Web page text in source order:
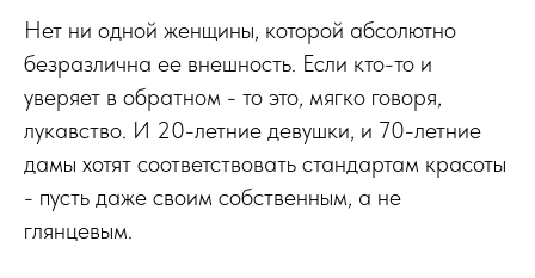
Нет ни одной женщины, которой абсолютно
безразлична ее внешность. Если кто-то и
уверяет в обратном - то это, мягко говоря,
лукавство. И 20-летние девушки, и 70-летние
дамы хотят соответствовать стандартам красоты
- пусть даже своим собственным, а не
глянцевым.